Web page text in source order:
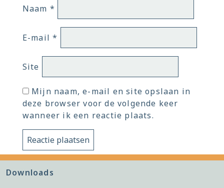
Naam *
E-mail*
Site
Mijn naam, e-mail en site opslaan in
deze browser voor de volgende keer
wanneer ik een reactie plaats.
Downloads